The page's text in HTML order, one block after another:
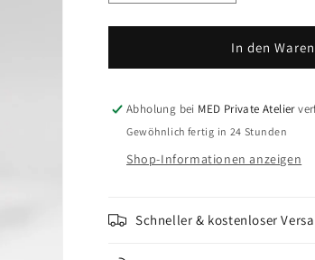
In den
Abholung bei MED Private Atelier
Gewöhnlich fertig in 24 Stunden
Shop-Informationen anzeigen
Schneller & kostenloser